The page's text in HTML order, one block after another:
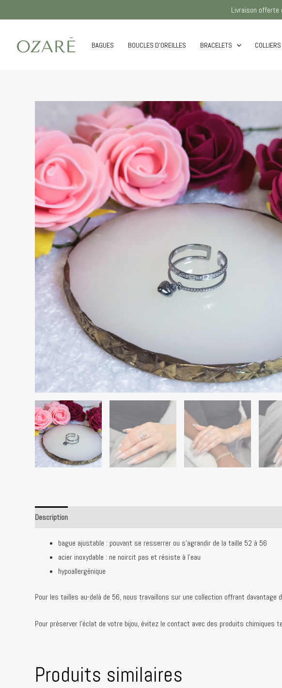
au
Livraison offerte
BAGUES BOUCLES D’OREILLES BRACELETS COLLIERS
Description
bague ajustable : pouvant se resserrer ou s’agrandir de la taille 52 à 56
acier inoxydable : ne noircit pas et résiste à l’eau
hypoallergénique
Pour les tailles au-delà de 56, nous travaillons sur une collection offrant davantage
Pour préserver l’éclat de votre bijou, évitez le contact avec des produits chimiques
Produits similaires